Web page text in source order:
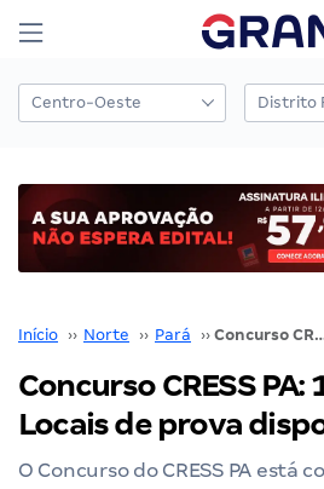
Início ›› Norte ›› Pará ›› Concurso CRESS PA: 120 vagas.
Concurso CRESS PA:
Locais de prova
O Concurso do CRESS PA está